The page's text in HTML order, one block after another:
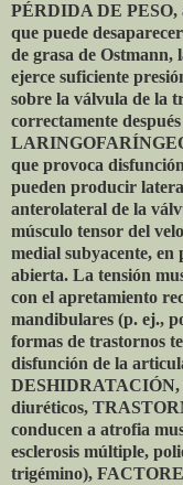
PÉRDIDA DE PESO,
que puede
de grasa de Ostmann,
ejerce suficiente
sobre la válvula de la
correctamente
que provoca
pueden producir
anterolateral de la
músculo tensor del
medial subyacente,
abierta. La tensión
con el apretamiento
mandibulares (p. ej.,
formas de trastornos
disfunción de la
DESHIDRATACIÓN,
diuréticos,
conducen a atrofia
esclerosis múltiple,
trigémino),